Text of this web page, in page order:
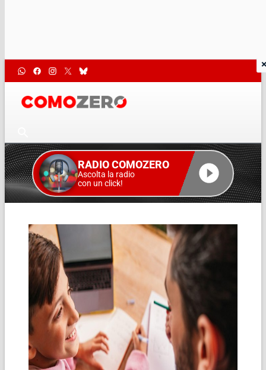
RADIO COMOZERO
Ascolta la radio
con un click!